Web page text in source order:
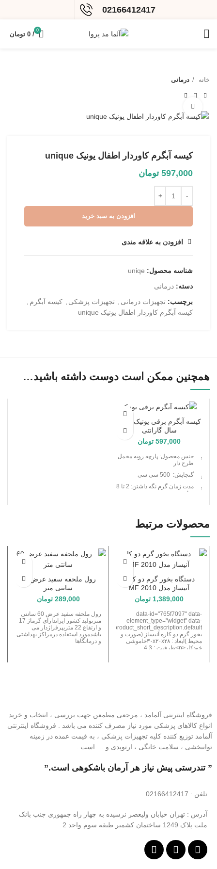
02166412417
0
/
0 تومان
خانه درمانی
کیسه آبگرم کاوردار اطفال یونیک unique
597,000 تومان
افزودن به سبد خرید
افزودن به علاقه مندی
شناسه محصول: uniqe
دسته: درمانی
برچسب: تجهیزات درمانی تجهیزات پزشکی کیسه آبگرم
کیسه آبگرم کاوردار اطفال یونیک unique
همچنین ممکن است دوست داشته باشید…
کیسه آبگرم برقی یونیک با پنج
سال گارانتی
597,000 تومان
جنس محصول: پارچه رویه مخمل
طرح دار
گنجایش: 500 سی سی
مدت زمان گرم نگه داشتن: 2 تا 8
ساعت
کاربری آسان
محصولات مرتبط
دستگاه بخور گرم دو کاره
آنیساز مدل MF 2010
1,389,000 تومان
data-id="765f7097" data-
element_type="widget" data-
widget_type="wd_single_product_short_description.default">
بخور گرم دو کاره آنیساز (صورت و
محیط )ابعاد : ۳۰x۲۰x۲۸خاموشی
خودکار<p>ظرفیت : 4.3
رول ملحفه سفید عرض 60
سانتی متر
289,000 تومان
رول ملحفه سفید عرض 60 سانتی
مترتولید کشور ایراندارای گرماژ 17
و ارتفاع 22 متریپرفراژدار می
باشدمورد استفاده درمراکز بهداشتی
و درمانگاها
فروشگاه اینترنتی آلمامد ، مرجعی مطمعن جهت بررسی ، انتخاب و خرید
انواع کالاهای پزشکی مورد نیاز مصرف کننده می باشد . فروشگاه اینترنتی
آلمامد توزیع کننده کلیه تجهیزات پزشکی ، به قیمت عمده در زمینه
توانبخشی ، سلامت خانگی ، ارتوپدی و … است .
” تندرستی پیش نیاز هر آرمان باشکوهی است.”
تلفن : 02166412417
آدرس : تهران خیابان ولیعصر نرسیده به چهار راه جمهوری جنب بانک
ملت پلاک 1249 ساختمان کشمیر طبقه سوم واحد 2